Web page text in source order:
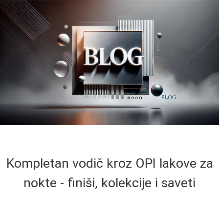
Kompletan vodič kroz OPI lakove za
nokte - finiši, kolekcije i saveti